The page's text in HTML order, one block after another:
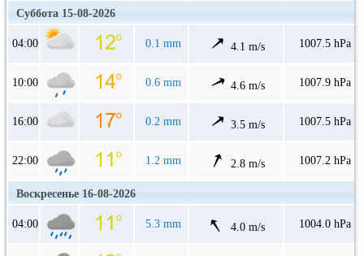
Суббота 15-08-2026
04:00 0.1 mm 4.1 m/s 1007.5 hPa
10:00 0.6 mm 4.6 m/s 1007.9 hPa
16:00 0.2 mm 3.5 m/s 1007.5 hPa
22:00 1.2 mm 2.8 m/s 1007.2 hPa
Воскресенье 16-08-2026
04:00 5.3 mm 4.0 m/s 1004.0 hPa